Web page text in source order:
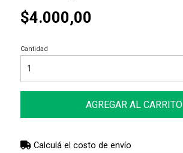
$4.000,00
Cantidad
AGREGAR AL CARRITO
Calculá el costo de envío